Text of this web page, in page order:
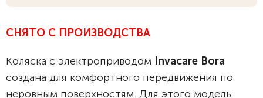
СНЯТО С ПРОИЗВОДСТВА
Коляска с электроприводом nvacare Bora
создана для комфортного передвижения по
неровным поверхностям. Для этого модель